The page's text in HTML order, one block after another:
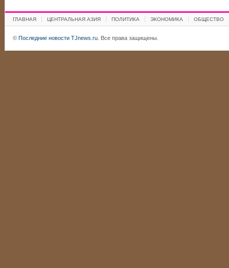
ГЛАВНАЯ ЦЕНТРАЛЬНАЯ АЗИЯ ПОЛИТИКА ЭКОНОМИКА ОБЩЕСТВО
© Последние новости TJnews.ru. Все права защищены.